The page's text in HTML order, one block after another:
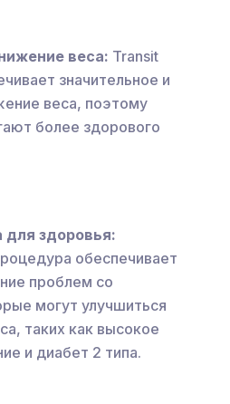
веса: Transit
значительное и
веса, поэтому
более здорового
для здоровья:
обеспечивает
проблем со
могут улучшиться
таких как высокое
и диабет 2 типа.